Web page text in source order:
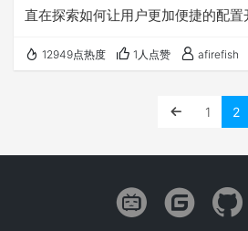
直在探索如何让用户更加便捷的配置
感觉很不错，所以分享一下。 所谓
播包，智能终端的WIFI芯片可以接
12949点热度 1人点赞 afirefish
1 2